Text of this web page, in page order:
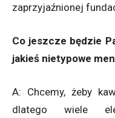
zaprzyjaźnionej
Co jeszcze będzie
jakieś nietypowe
A: Chcemy, żeby
dlatego wiele